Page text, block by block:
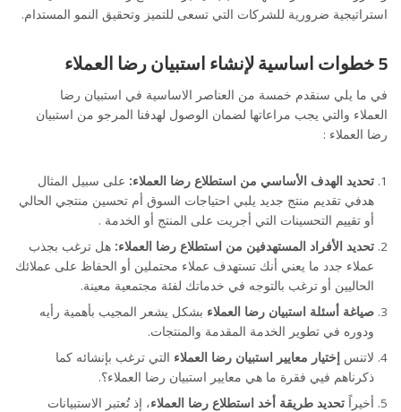
استراتيجية ضرورية للشركات التي تسعى للتميز وتحقيق النمو المستدام.
5 خطوات اساسية لإنشاء استبيان رضا العملاء
في ما يلي سنقدم خمسة من العناصر الاساسية في استبيان رضا
العملاء والتي يجب مراعاتها لضمان الوصول لهدفنا المرجو من استبيان
رضا العملاء :
تحديد الهدف الأساسي من استطلاع رضا العملاء: على سبيل المثال
هدفي تقديم منتج جديد يلبي احتياجات السوق أم تحسين منتجي الحالي
أو تقييم التحسينات التي أجريت على المنتج أو الخدمة .
تحديد الأفراد المستهدفين من استطلاع رضا العملاء: هل ترغب بجذب
عملاء جدد ما يعني أنك تستهدف عملاء محتملين أو الحفاظ على عملائك
الحاليين أو ترغب بالتوجه في خدماتك لفئة مجتمعية معينة.
صياغة أسئلة استبيان رضا العملاء بشكل يشعر المجيب بأهمية رأيه
ودوره في تطوير الخدمة المقدمة والمنتجات.
لاتنس إختيار معايير استبيان رضا العملاء التي ترغب بإنشائه كما
ذكرناهم فيي فقرة ما هي معايير استبيان رضا العملاء؟.
أخيراً تحديد طريقة أخد استطلاع رضا العملاء، إذ تُعتبر الاستبيانات